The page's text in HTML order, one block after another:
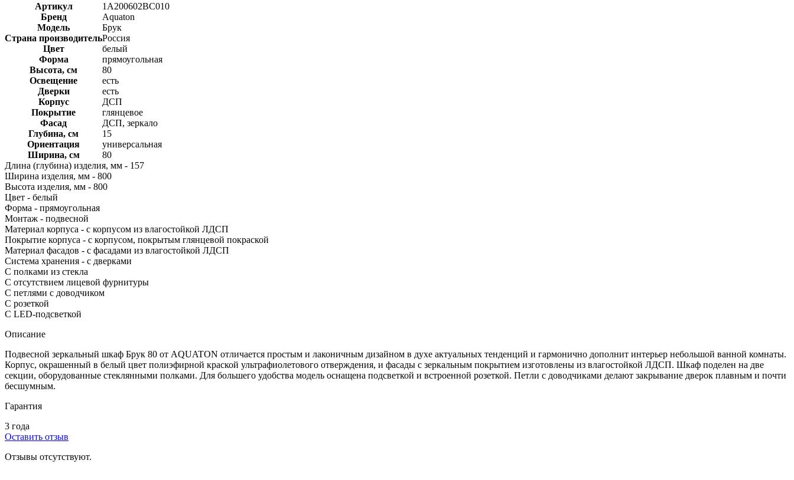
Артикул
1A200602BC010
Бренд
Aquaton
Модель
Брук
Страна производительРоссия
Цвет
белый
Форма
прямоугольная
Высота, см
80
Освещение
есть
Дверки
есть
Корпус
ДСП
Покрытие
глянцевое
Фасад
ДСП, зеркало
Глубина, см
15
Ориентация
универсальная
Ширина, см
80
Длина (глубина) изделия, мм - 157
Ширина изделия, мм - 800
Высота изделия, мм - 800
Цвет - белый
Форма - прямоугольная
Монтаж - подвесной
Материал корпуса - с корпусом из влагостойкой ЛДСП
Покрытие корпуса - с корпусом, покрытым глянцевой покраской
Материал фасадов - с фасадами из влагостойкой ЛДСП
Система хранения - с дверками
С полками из стекла
С отсутствием лицевой фурнитуры
С петлями с доводчиком
С розеткой
С LED-подсветкой
Описание
Подвесной зеркальный шкаф Брук 80 от AQUATON отличается простым и лаконичным дизайном в духе актуальных тенденций и гармонично дополнит интерьер небольшой ванной комнаты.
Корпус, окрашенный в белый цвет полиэфирной краской ультрафиолетового отверждения, и фасады с зеркальным покрытием изготовлены из влагостойкой ЛДСП. Шкаф поделен на две
секции, оборудованные стеклянными полками. Для большего удобства модель оснащена подсветкой и встроенной розеткой. Петли с доводчиками делают закрывание дверок плавным и почти
бесшумным.
Гарантия
3 года
Оставить отзыв
Отзывы отсутствуют.